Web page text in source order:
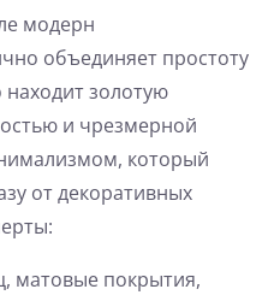
модерн
объединяет простоту
золотую
и чрезмерной
который
от декоративных
матовые покрытия,